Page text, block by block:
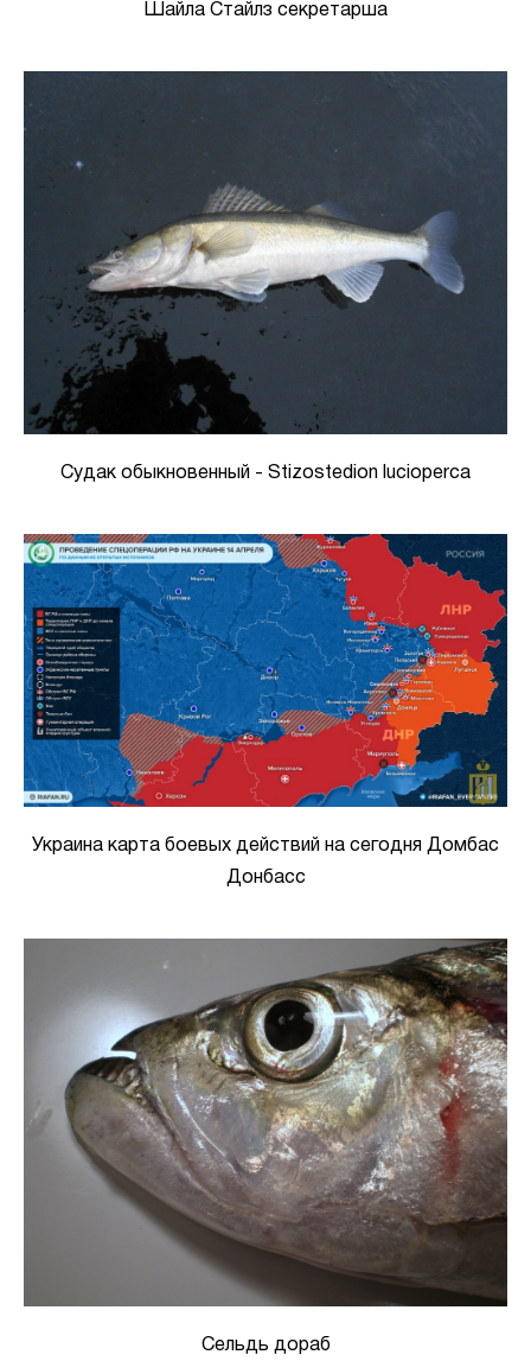
Шайла Стайлз секретарша
Судак обыкновенный - Stizostedion lucioperca
Украина карта боевых действий на сегодня Домбас
Донбасс
Сельдь дораб